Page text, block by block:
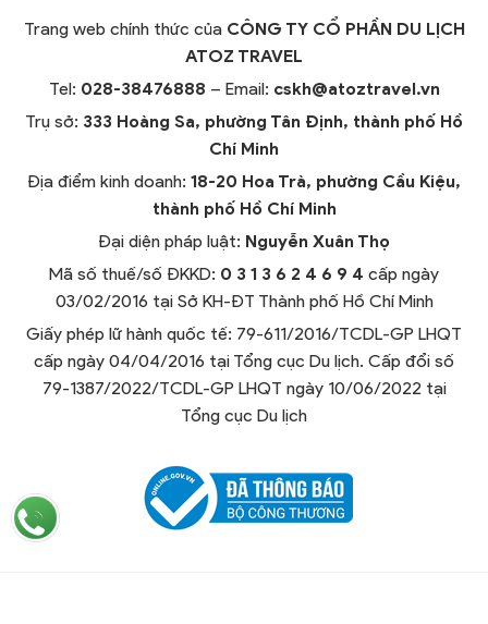
Trang web chính thức của CÔNG TY CỔ PHẦN DU LỊCH
ATOZ TRAVEL
Tel: 028-38476888 – Email: cskh@atoztravel.vn
Trụ sở: 333 Hoàng Sa, phường Tân Định, thành phố Hồ
Chí Minh
Địa điểm kinh doanh: 18-20 Hoa Trà, phường Cầu Kiệu,
thành phố Hồ Chí Minh
Đại diện pháp luật: Nguyễn Xuân Thọ
Mã số thuế/số ĐKKD: 0 3 1 3 6 2 4 6 9 4 cấp ngày
03/02/2016 tại Sở KH-ĐT Thành phố Hồ Chí Minh
Giấy phép lữ hành quốc tế: 79-611/2016/TCDL-GP LHQT
cấp ngày 04/04/2016 tại Tổng cục Du lịch. Cấp đổi số
79-1387/2022/TCDL-GP LHQT ngày 10/06/2022 tại
Tổng cục Du lịch